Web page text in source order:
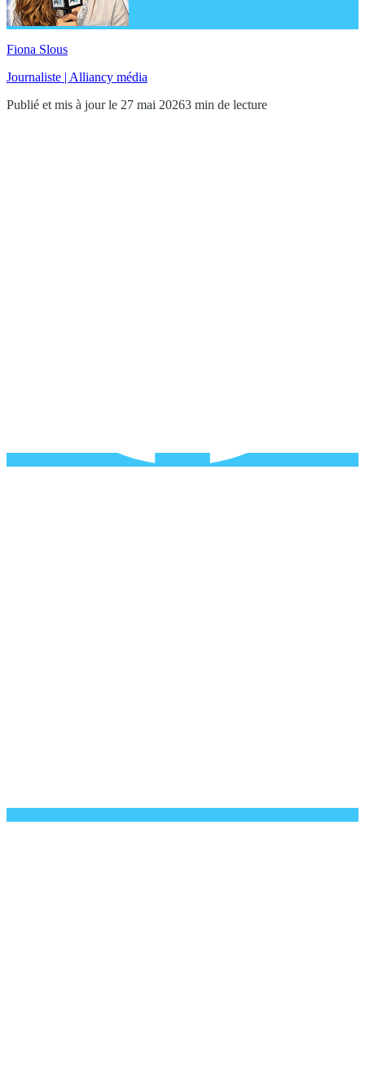
Fiona Slous
Journaliste | Alliancy média
Publié et mis à jour le 27 mai 20263 min de lecture